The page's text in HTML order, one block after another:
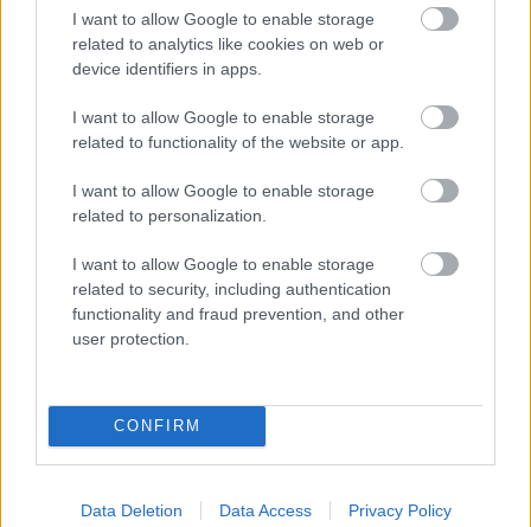
I want to allow Google to enable storage
related to analytics like cookies on web or
device identifiers in apps.
I want to allow Google to enable storage
related to functionality of the website or app.
I want to allow Google to enable storage
related to personalization.
I want to allow Google to enable storage
related to security, including authentication
functionality and fraud prevention, and other
user protection.
CONFIRM
Data Deletion Data Access Privacy Policy
Ha ezt érzed evés után, a szervezeted fontos dologra